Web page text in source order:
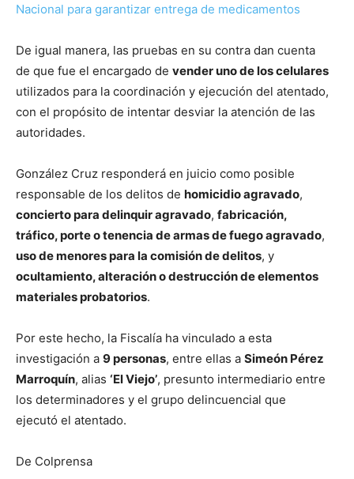
Nacional para garantizar entrega de medicamentos
De igual manera, las pruebas en su contra dan cuenta
de que fue el encargado de vender uno de los celulares
utilizados para la coordinación y ejecución del atentado,
con el propósito de intentar desviar la atención de las
autoridades.
González Cruz responderá en juicio como posible
responsable de los delitos de homicidio agravado,
concierto para delinquir agravado, fabricación,
tráfico, porte o tenencia de armas de fuego agravado,
uso de menores para la comisión de delitos, y
ocultamiento, alteración o destrucción de elementos
materiales probatorios.
Por este hecho, la Fiscalía ha vinculado a esta
investigación a 9 personas, entre ellas a Simeón Pérez
Marroquín, alias ‘El Viejo’, presunto intermediario entre
los determinadores y el grupo delincuencial que
ejecutó el atentado.
De Colprensa